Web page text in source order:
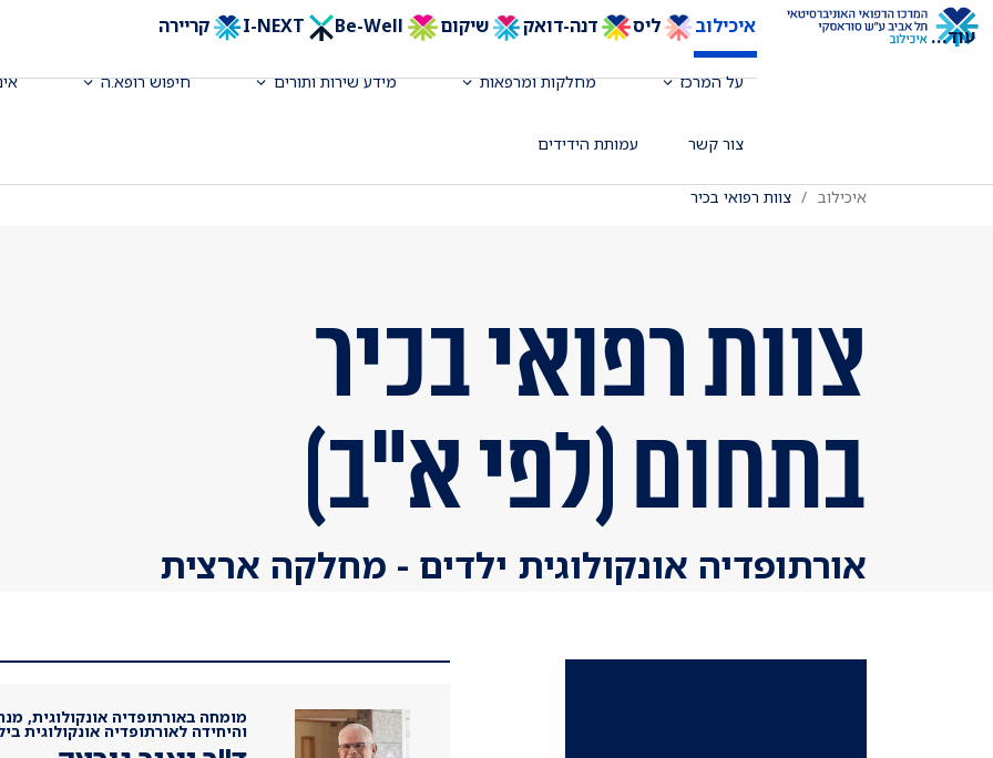
איכילוב ליס דנה-דואק שיקום Be-Well קריירה
על המרכז מחלקות ומרפאות מידע שירות ותורים חיפוש רופא.ה
צור קשר עמותת הידידים
עוד...
איכילוב צוות רפואי בכיר
צוות רפואי בכיר
בתחום (לפי א"ב)
אורתופדיה אונקולוגית ילדים - מחלקה ארצית
מומחה באורתופדיה אונקולוגית,
והיחידה לאורתופדיה אונקולוגית